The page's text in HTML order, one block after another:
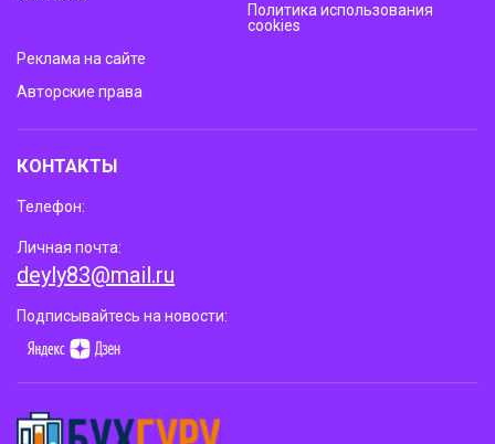
Политика использования
cookies
Реклама на сайте
Авторские права
КОНТАКТЫ
Телефон:
Личная почта:
deyly83@mail.ru
Подписывайтесь на новости: